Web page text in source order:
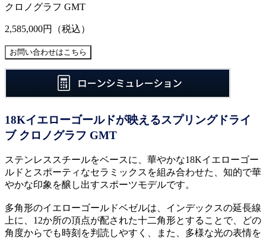
クロノグラフ GMT
2,585,000円 （税込）
18Kイエローゴールドが映えるスプリングドライ
ブ クロノグラフ GMT
ステンレススチールをベースに、華やかな18Kイエローゴー
ルドとスポーティなセラミックスを組み合わせた、知的で華
やかな印象を醸し出すスポーツモデルです。
多角形のイエローゴールドベゼルは、インデックスの延長線
上に、12か所の頂点が配された十二角形とすることで、どの
角度からでも時刻を判読しやすく、また、多様な光の表情を